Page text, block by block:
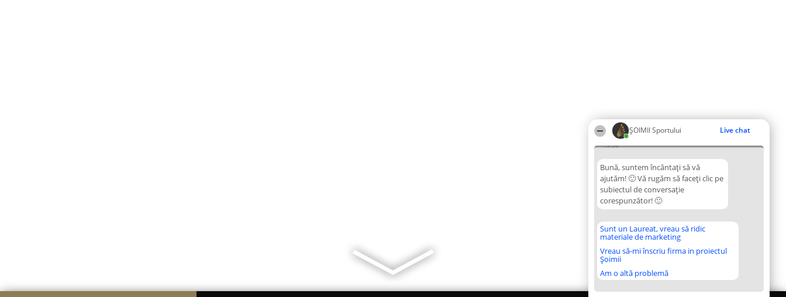
ȘOIMII Sportului Live chat
13:58
Bună, suntem încântați să vă
ajutăm! 🙂 Vă rugăm să faceți clic pe
subiectul de conversație
corespunzător! 🙂
Sunt un Laureat, vreau să ridic
materiale de marketing
Vreau să-mi înscriu firma in proiectul
Șoimii
Am o altă problemă